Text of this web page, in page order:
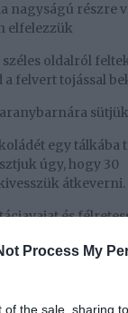
Process My
of the sale, sharing
nagyságú részre
elfelezzük
oldalról
felvert tojással
sütjük
egy tálkába
úgy, hogy 30
átkeverni.
és
aprítjuk.